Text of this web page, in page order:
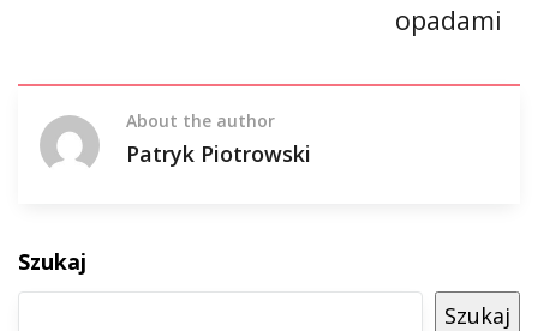
opadami
About the author
Patryk Piotrowski
Szukaj
Szukaj